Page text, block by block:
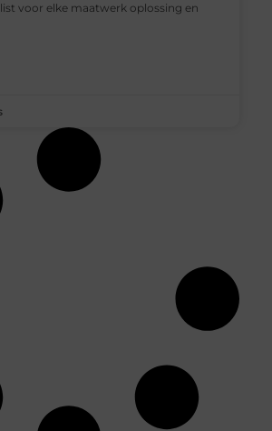
voor elke maatwerk oplossing en